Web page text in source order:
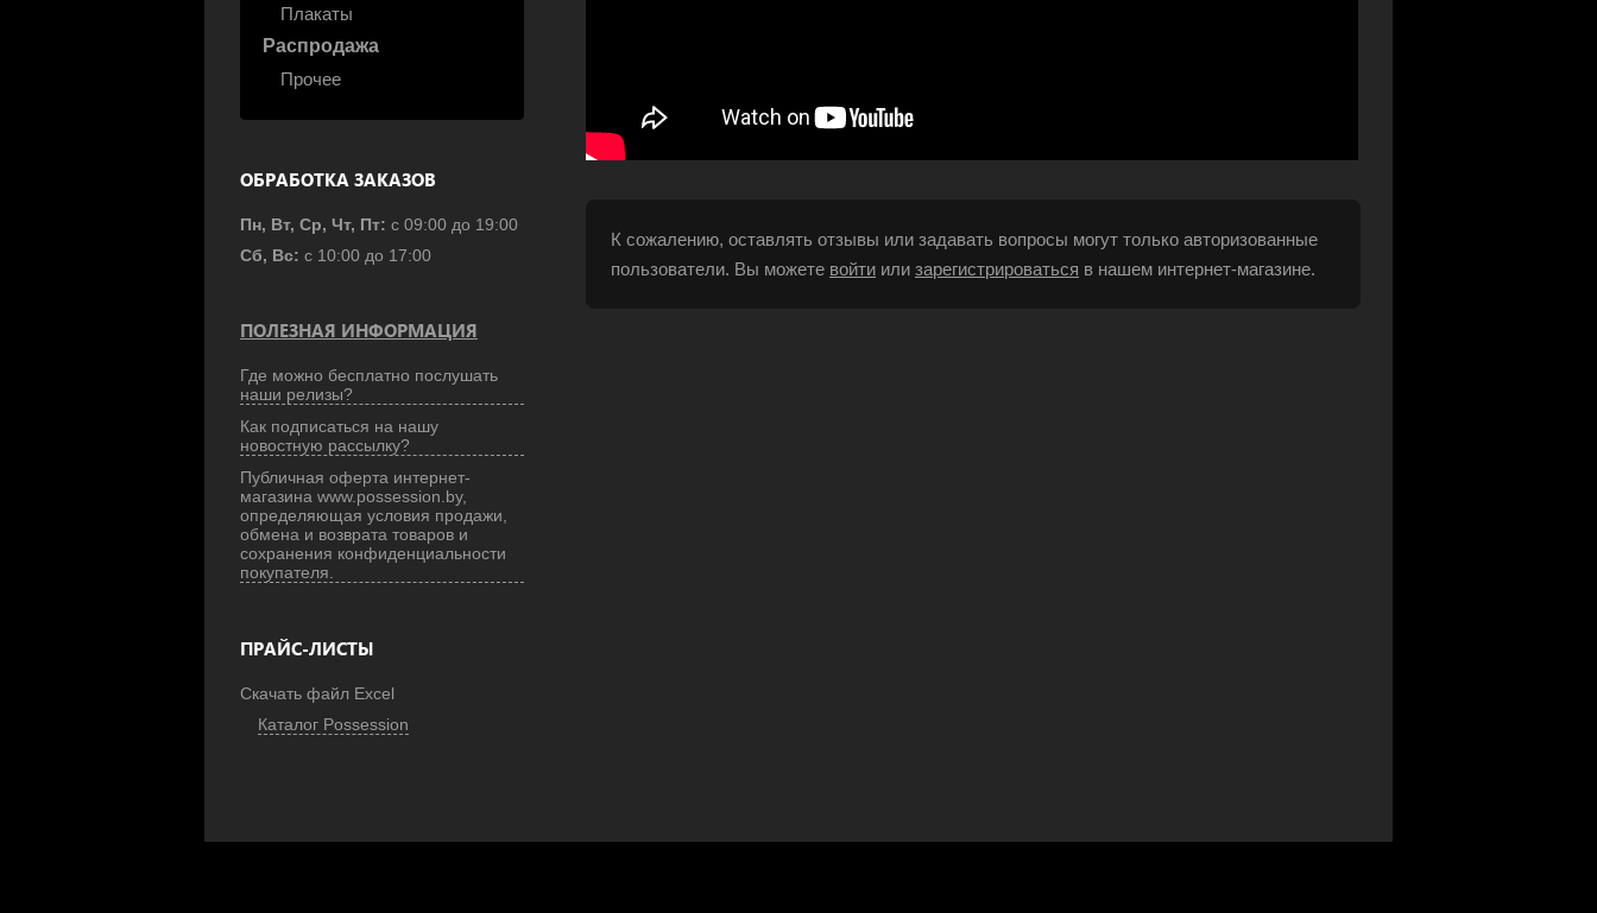
Плакаты
Распродажа
Прочее
ОБРАБОТКА ЗАКАЗОВ
Пн, Вт, Ср, Чт, Пт: с 09:00 до 19:00
Сб, Вс: с 10:00 до 17:00
ПОЛЕЗНАЯ ИНФОРМАЦИЯ
Где можно бесплатно послушать
наши релизы?
Как подписаться на нашу
новостную рассылку?
Публичная оферта интернет-
магазина www.possession.by,
определяющая условия продажи,
обмена и возврата товаров и
сохранения конфиденциальности
покупателя.
ПРАЙС-ЛИСТЫ
Скачать файл Excel
Каталог Possession
К сожалению, оставлять отзывы или задавать вопросы могут только авторизованные
пользователи. Вы можете войти или зарегистрироваться в нашем интернет-магазине.